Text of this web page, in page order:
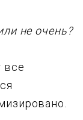
не очень?
все